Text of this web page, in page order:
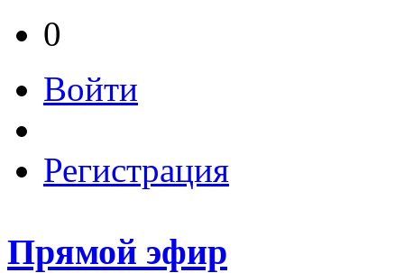
0
Войти
Регистрация
Прямой эфир